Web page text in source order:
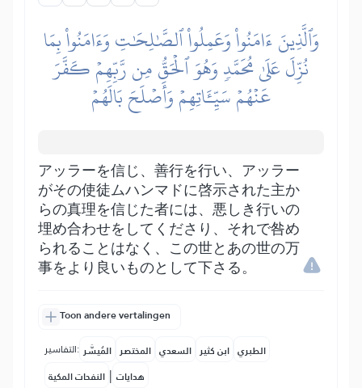
وَٱلَّذِينَ ءَامَنُواْ وَعَمِلُواْ ٱلصَّٰلِحَٰتِ وَءَامَنُواْ بِمَا
نُزِّلَ عَلَىٰ مُحَمَّدٖ وَهُوَ ٱلۡحَقُّ مِن رَّبِّهِمۡ كَفَّرَ
عَنۡهُمۡ سَيِّـَٔاتِهِمۡ وَأَصۡلَحَ بَالَهُمۡ
アッラーを信じ、善行を行い、アッラー
がその使徒ムハンマドに啓示された主か
らの真理を信じた者には、悪しき行いの
埋め合わせをしてくださり、それで咎め
られることはなく、この世とあの世の万
事をより良いものとして下さる。
Toon andere vertalingen
التفاسير: المُيسَّر المختصر السعدي ابن كثير الطبري
النفحات المكية | هدايات